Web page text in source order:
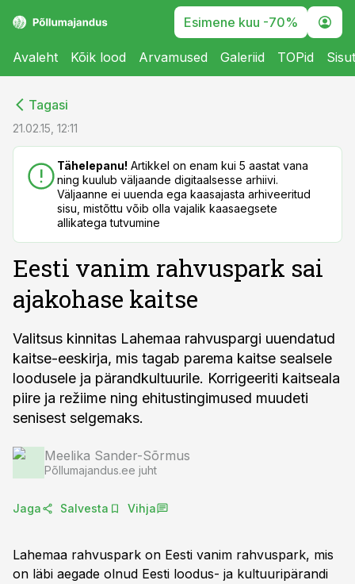
Esimene kuu -70%
Avaleht Kõik lood Arvamused Galeriid TOPid
Tagasi
21.02.15, 12:11
Tähelepanu! Artikkel on enam kui 5 aastat vana
ning kuulub väljaande digitaalsesse arhiivi.
Väljaanne ei uuenda ega kaasajasta arhiveeritud
sisu, mistõttu võib olla vajalik kaasaegsete
allikatega tutvumine
Eesti vanim rahvuspark sai
ajakohase kaitse
Valitsus kinnitas Lahemaa rahvuspargi uuendatud
kaitse-eeskirja, mis tagab parema kaitse sealsele
loodusele ja pärandkultuurile. Korrigeeriti kaitseala
piire ja režiime ning ehitustingimused muudeti
senisest selgemaks.
Meelika Sander-Sõrmus
Põllumajandus.ee juht
Jaga Salvesta Vihja
Lahemaa rahvuspark on Eesti vanim rahvuspark, mis
on läbi aegade olnud Eesti loodus- ja kultuuripärandi